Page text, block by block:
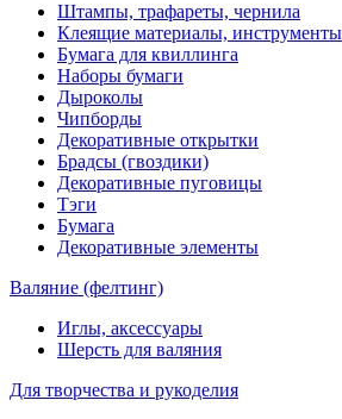
Штампы, трафареты, чернила
Клеящие материалы, инструменты
Бумага для квиллинга
Наборы бумаги
Дыроколы
Чипборды
Декоративные открытки
Брадсы (гвоздики)
Декоративные пуговицы
Тэги
Бумага
Декоративные элементы
Валяние (фелтинг)
Иглы, аксессуары
Шерсть для валяния
Для творчества и рукоделия